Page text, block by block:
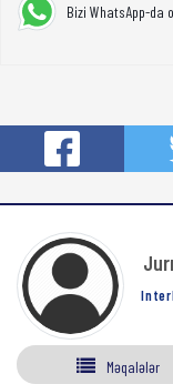
Bizi WhatsApp-da
Məqalələr